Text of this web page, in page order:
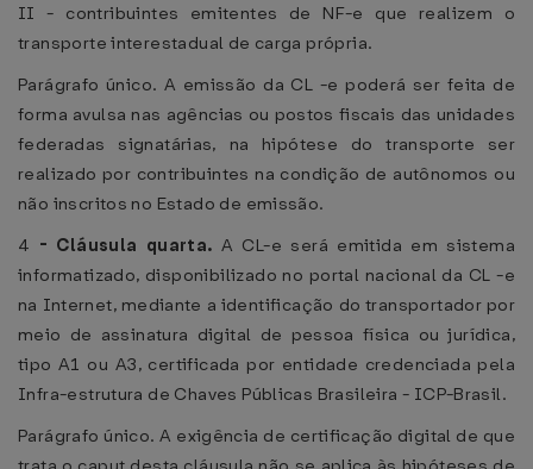
II - contribuintes emitentes de NF-e que realizem o
transporte interestadual de carga própria.
Parágrafo único. A emissão da CL -e poderá ser feita de
forma avulsa nas agências ou postos fiscais das unidades
federadas signatárias, na hipótese do transporte ser
realizado por contribuintes na condição de autônomos ou
não inscritos no Estado de emissão.
4 - Cláusula quarta. A CL-e será emitida em sistema
informatizado, disponibilizado no portal nacional da CL -e
na Internet, mediante a identificação do transportador por
meio de assinatura digital de pessoa física ou jurídica,
tipo A1 ou A3, certificada por entidade credenciada pela
Infra-estrutura de Chaves Públicas Brasileira - ICP-Brasil.
Parágrafo único. A exigência de certificação digital de que